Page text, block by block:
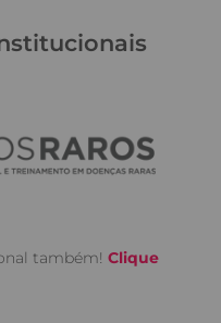
também! Clique